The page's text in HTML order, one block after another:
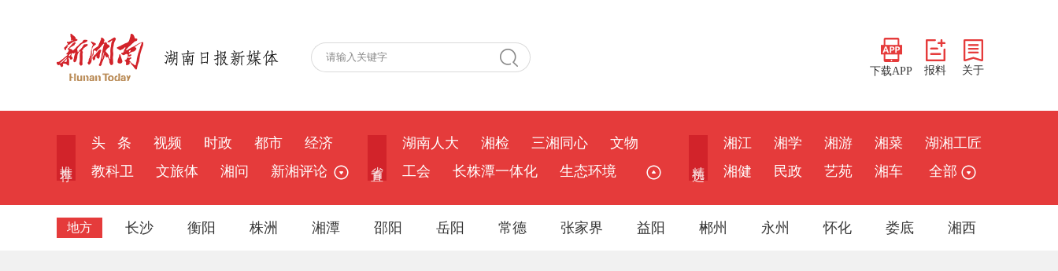
下载APP 报料 关于
头 条 视频 时政 都市
经济
教科卫
文旅体 湘问 新湘评论
湖南人大 湘检 三湘同心
文物
工会
长株潭一体化 生态环境
湘江 湘学 湘游 湘菜
湖湘工匠
湘健
民政 艺苑 湘车 全部
地方 长沙 衡阳 株洲 湘潭 邵阳 岳阳 常德 张家界 益阳 郴州 永州 怀化 娄底 湘西